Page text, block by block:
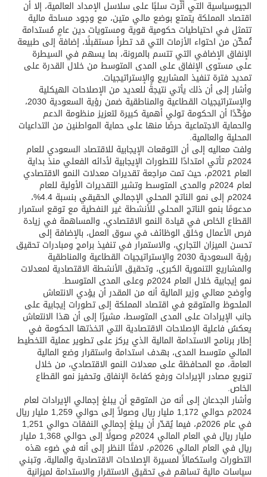
الجيوسياسية التي أثّرت سلبًا على سلاسل الإمداد العالمية، إلا أن
اقتصاد المملكة يتمتع بوضع مالي متين، مع وجود مساحة مالية
تتمثل في احتياطيات حكومية قوية ومستويات دين عامٍ مُستدامة
تُمكّن من احتواء الأزمات التي قد تطرأ مستقبلًا، إضافة إلى طبيعة
الإنفاق الإضافي التي تتسم بالمرونة، بما يسهم في السيطرة
على مستوى الإنفاق على المدى المتوسط من خلال القدرة على
تمديد فترة تنفيذ المشاريع والإستراتيجيات.
وأشار إلى أن ذلك يأتي نتيجةً للعديد من الإصلاحات الهيكلية
والإستراتيجيات القطاعية والمناطقية ضمن رؤية السعودية 2030،
مؤكّدًا أن الحكومة تولي أهمية كبيرة لتعزيز منظومة الدعم
والحماية الاجتماعية حرصًا منها على حماية المواطنين من التداعيات
المحلية والعالمية.
ولفت معاليه إلى أن التوقعات الإيجابية للاقتصاد السعودي للعام
2024م تأتي امتدادًا للتطورات الإيجابية لأدائه الفعلي منذ بداية
العام 2021م، حيث تمت مراجعة تقديرات معدلات النمو الاقتصادي
لعام 2024م والمدى المتوسط وتشير التقديرات الأولية للعام
2024م إلى نمو الناتج المحلي الإجمالي الحقيقي بنسبة 4.4%،
مدعومًا بنمو الناتج المحلي للأنشطة غير النفطية مع توقع استمرار
القطاع الخاص في قيادة النمو الاقتصادي، والمساهمة في زيادة
فرص الأعمال وخلق الوظائف في سوق العمل، بالإضافة إلى
تحسن الميزان التجاري، والاستمرار في تنفيذ برامج ومبادرات تحقيق
رؤية السعودية 2030 والإستراتيجيات القطاعية والمناطقية
والمشاريع التنموية الكبرى، وتحقيق الأنشطة الاقتصادية لمعدلات
نمو إيجابية خلال العام 2024م وعلى المدى المتوسط.
وأوضح معالي وزير المالية أنه من المقدر أن يؤدي الانتعاش
الملحوظ والمتوقع في اقتصاد المملكة إلى تطورات إيجابية على
جانب الإيرادات على المدى المتوسط، مشيرًا إلى أن هذا الانتعاش
يعكسُ فاعلية الإصلاحات الاقتصادية التي اتخذتها الحكومة في
إطار برنامج الاستدامة المالية الذي يركز على تطوير عملية التخطيط
المالي متوسط المدى، بهدف استدامة واستقرار وضع المالية
العامة، مع المحافظة على معدلات النمو الاقتصادي، من خلال
تنويع مصادر الإيرادات ورفع كفاءة الإنفاق وتحفيز نمو القطاع
الخاص.
وأشار الجدعان إلى أنه من المتوقع أن يبلغ إجمالي الإيرادات لعام
2024م حوالي 1,172 مليار ريال وصولاً إلى حوالي 1,259 مليار ريال
في عام 2026م، فيما يُقدّر أن يبلغ إجمالي النفقات حوالي 1,251
مليار ريال في العام المالي 2024م وصولًا إلى حوالي 1,368 مليار
ريال في العام المالي 2026م، لافتًا النظر إلى أنه في ضوء هذه
التطورات واستكمالاً لمسيرة الإصلاحات الاقتصادية والمالية، وتبني
سياسات مالية تساهم في تحقيق الاستقرار والاستدامة لميزانية